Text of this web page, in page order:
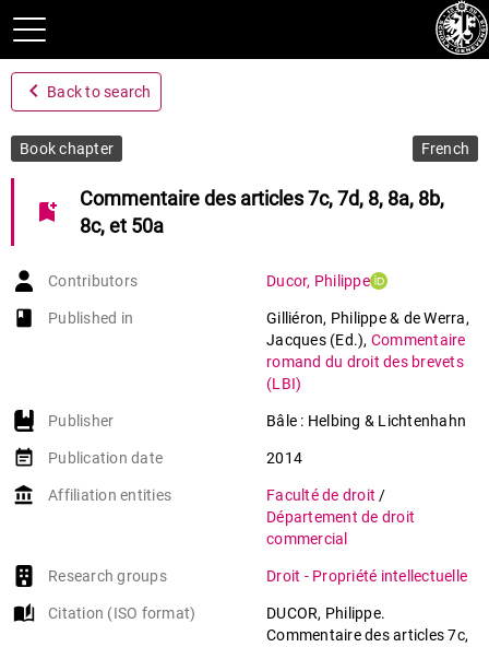
navigate_before Back to search
Book chapter French
bookmark_add
Commentaire des articles 7c, 7d, 8, 8a, 8b,
8c, et 50a
Contributors Ducor, Philippe
book-open
Published in
Gilliéron, Philippe & de Werra,
Jacques (Ed.), Commentaire
romand du droit des brevets
(LBI)
Publisher Bâle : Helbing & Lichtenhahn
event_note Publication date 2014
account_balance Affiliation entities Faculté de droit /
Département de droit
commercial
Research groups Droit - Propriété intellectuelle
auto_stories Citation (ISO format)
DUCOR, Philippe.
Commentaire des articles 7c,